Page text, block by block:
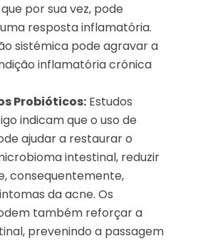
por sua vez, pode
resposta inflamatória.
sistémica pode agravar a
inflamatória crónica
Probióticos:Estudos
indicam que o uso de
ajudar a restaurar o
intestinal, reduzir
consequentemente,
da acne. Os
também reforçar a
prevenindo a passagem